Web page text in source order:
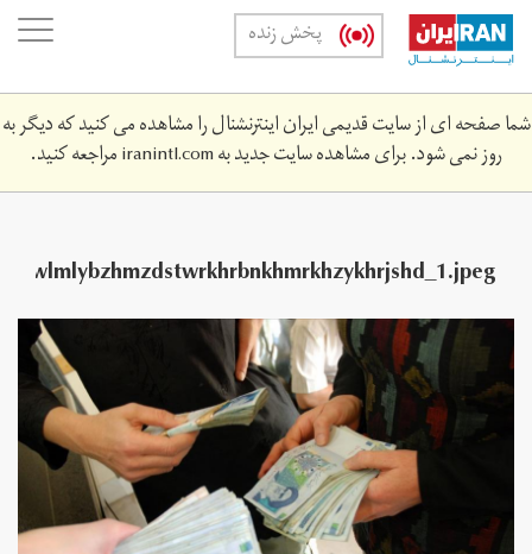
Skip
main
content
پخش زنده
شما صفحه ای از سایت قدیمی ایران اینترنشنال را مشاهده می کنید که دیگر به
روز نمی شود. برای مشاهده سایت جدید بهiranintl.comمراجعه کنید.